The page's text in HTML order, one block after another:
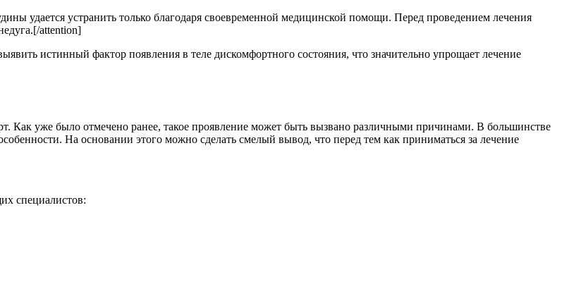
удается устранить только благодаря своевременной медицинской помощи. Перед проведением лечения
attention]
истинный фактор появления в теле дискомфортного состояния, что значительно упрощает лечение
Как уже было отмечено ранее, такое проявление может быть вызвано различными причинами. В большинстве
На основании этого можно сделать смелый вывод, что перед тем как приниматься за лечение
специалистов: